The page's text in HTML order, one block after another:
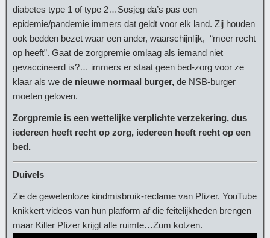
diabetes type 1 of type 2…Sosjeg da’s pas een
epidemie/pandemie immers dat geldt voor elk land. Zij houden
ook bedden bezet waar een ander, waarschijnlijk, “meer recht
op heeft”. Gaat de zorgpremie omlaag als iemand niet
gevaccineerd is?… immers er staat geen bed-zorg voor ze
klaar als we de nieuwe normaal burger, de NSB-burger
moeten geloven.
Zorgpremie is een wettelijke verplichte verzekering, dus
iedereen heeft recht op zorg, iedereen heeft recht op een
bed.
Duivels
Zie de gewetenloze kindmisbruik-reclame van Pfizer. YouTube
knikkert videos van hun platform af die feitelijkheden brengen
maar Killer Pfizer krijgt alle ruimte…Zum kotzen.